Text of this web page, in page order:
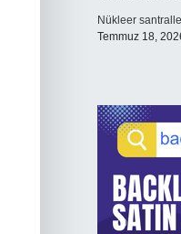
Nükleer
Temmuz 18,